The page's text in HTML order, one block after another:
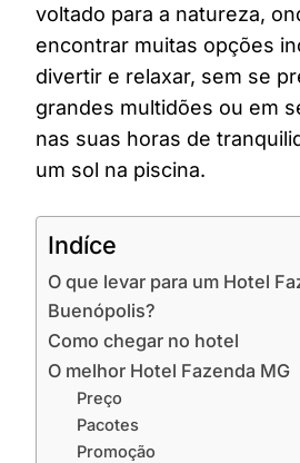
voltado para a natureza,
encontrar muitas opções
divertir e relaxar, sem se
grandes multidões ou em
nas suas horas de
um sol na piscina.
Indíce
O que levar para um Hotel
Buenópolis?
Como chegar no hotel
O melhor Hotel Fazenda MG
Preço
Pacotes
Promoção